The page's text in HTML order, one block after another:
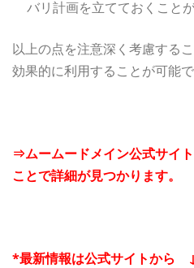
バリ計画を立てておくことが
以上の点を注意深く考慮する
効果的に利用することが可能で
⇒ムームードメイン公式サイ
ことで詳細が見つかります。
*最新情報は公式サイトから